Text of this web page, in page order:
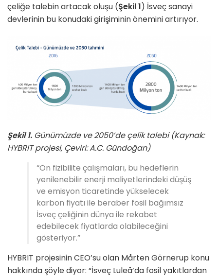
çeliğe talebin artacak oluşu (Şekil 1) İsveç sanayi
devlerinin bu konudaki girişiminin önemini artırıyor.
Şekil 1. Günümüzde ve 2050’de çelik talebi (Kaynak:
HYBRIT projesi, Çeviri: A.C. Gündoğan)
“Ön fizibilite çalışmaları, bu hedeflerin
yenilenebilir enerji maliyetlerindeki düşüş
ve emisyon ticaretinde yükselecek
karbon fiyatı ile beraber fosil bağımsız
İsveç çeliğinin dünya ile rekabet
edebilecek fiyatlarda olabileceğini
gösteriyor.”
HYBRIT projesinin CEO’su olan Mårten Görnerup konu
hakkında şöyle diyor: “İsveç Luleå’da fosil yakıtlardan